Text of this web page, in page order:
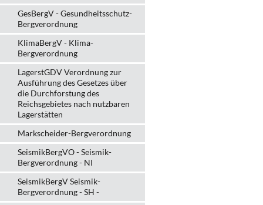
GesBergV - Gesundheitsschutz-
Bergverordnung
KlimaBergV - Klima-
Bergverordnung
LagerstGDV Verordnung zur
Ausführung des Gesetzes über
die Durchforstung des
Reichsgebietes nach nutzbaren
Lagerstätten
Markscheider-Bergverordnung
SeismikBergVO - Seismik-
Bergverordnung - NI
SeismikBergV Seismik-
Bergverordnung - SH -